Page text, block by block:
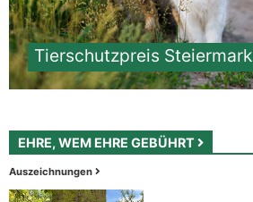
Tierschutzpreis Steiermark
EHRE, WEM EHRE GEBÜHRT
Auszeichnungen